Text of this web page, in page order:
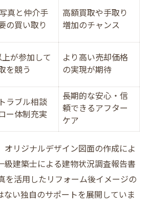
真と仲介手
の買い取り
高額買取や手取り
増加のチャンス
が参加して
を競う
より高い売却価格
の実現が期待
ラブル相談
ー体制充実
長期的な安心・信
頼できるアフター
ケア
オリジナルデザイン図面の作成によ
級建築士による建物状況調査報告書
を活用したリフォーム後イメージの
ない独自のサポートを展開していま